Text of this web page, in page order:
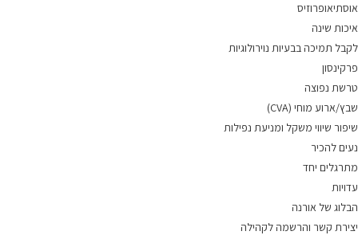
אוסתיאופרוזיס
איכות שינה
לקבל תמיכה בבעיות נוירולוגיות
פרקינסון
טרשת נפוצה
שבץ/ארוע מוחי (CVA)
שיפור שיווי משקל ומניעת נפילות
נעים להכיר
מתרגלים יחד
עדויות
הבלוג של אורנה
יצירת קשר והרשמה לקהילה